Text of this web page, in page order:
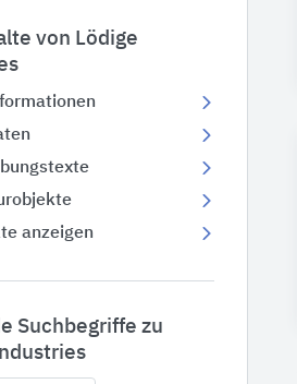
von Lödige
anzeigen
Suchbegriffe zu